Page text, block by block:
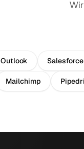
Outlook Salesforce
Mailchimp